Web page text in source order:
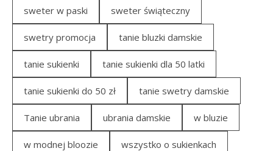
sweter w paski sweter świąteczny
swetry promocja tanie bluzki damskie
tanie sukienki tanie sukienki dla 50 latki
tanie sukienki do 50 zł tanie swetry damskie
Tanie ubrania ubrania damskie w bluzie
w modnej bloozie wszystko o sukienkach